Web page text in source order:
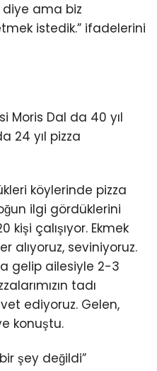
diye ama biz
istedik.” ifadelerini
Moris Dal da 40 yıl
24 yıl pizza
köylerinde pizza
ilgi gördüklerini
kişi çalışıyor. Ekmek
alıyoruz, seviniyoruz.
gelip ailesiyle 2-3
tadı
ediyoruz. Gelen,
konuştu.
şey değildi”